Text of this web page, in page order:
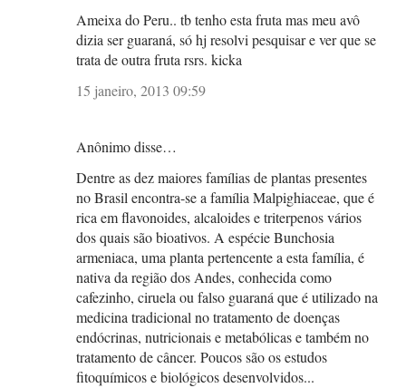
Ameixa do Peru.. tb tenho esta fruta mas meu avô
dizia ser guaraná, só hj resolvi pesquisar e ver que se
trata de outra fruta rsrs. kicka
15 janeiro, 2013 09:59
Anônimo disse…
Dentre as dez maiores famílias de plantas presentes
no Brasil encontra-se a família Malpighiaceae, que é
rica em flavonoides, alcaloides e triterpenos vários
dos quais são bioativos. A espécie Bunchosia
armeniaca, uma planta pertencente a esta família, é
nativa da região dos Andes, conhecida como
cafezinho, ciruela ou falso guaraná que é utilizado na
medicina tradicional no tratamento de doenças
endócrinas, nutricionais e metabólicas e também no
tratamento de câncer. Poucos são os estudos
fitoquímicos e biológicos desenvolvidos...